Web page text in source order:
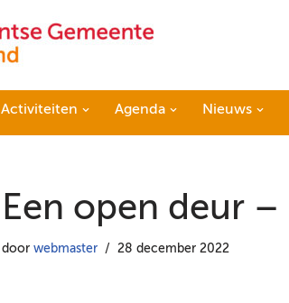
Activiteiten Agenda Nieuws
Een open deur
door webmaster 28 december 2022